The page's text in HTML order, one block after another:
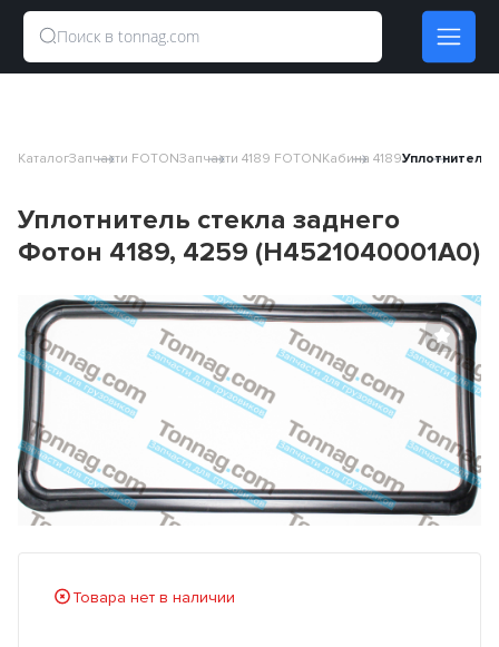
КаталогЗапчасти FOTONЗапчасти 4189 FOTONКабина 4189Уплотнитель
Уплотнитель стекла заднего
Фотон 4189, 4259 (H4521040001A0)
Товара нет в наличии